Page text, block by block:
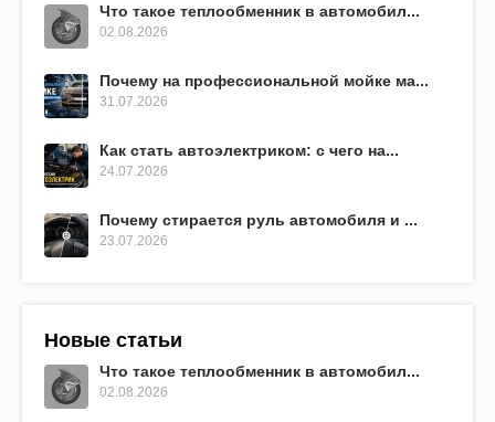
Что такое теплообменник в автомобил...
02.08.2026
Почему на профессиональной мойке ма...
31.07.2026
Как стать автоэлектриком: с чего на...
24.07.2026
Почему стирается руль автомобиля и ...
23.07.2026
Новые статьи
Что такое теплообменник в автомобил...
02.08.2026